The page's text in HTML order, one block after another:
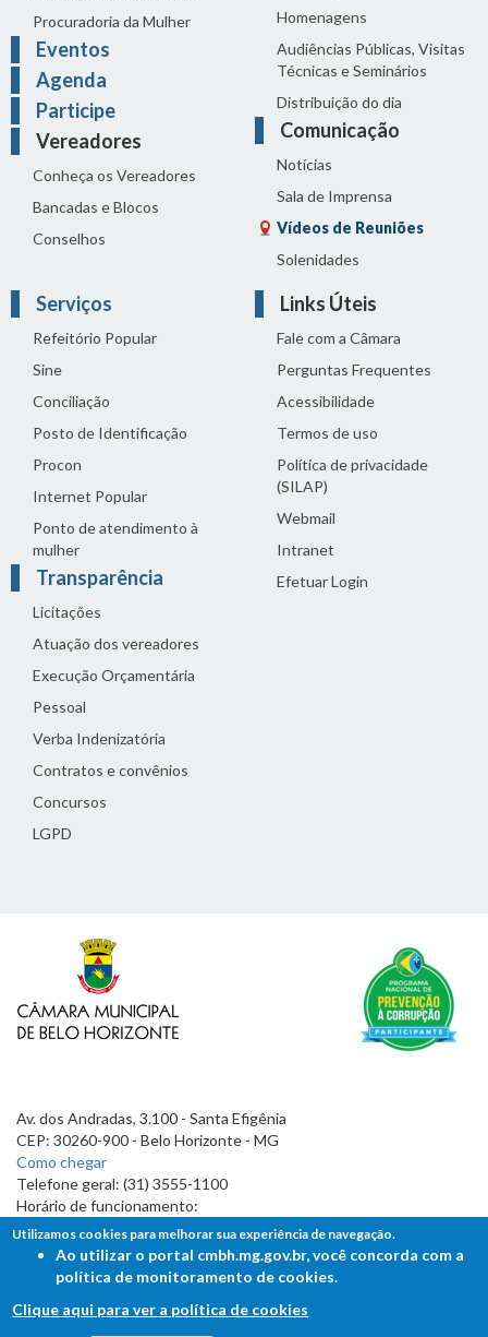
Procuradoria da Mulher
Eventos
Agenda
Participe
Vereadores
Conheça os Vereadores
Bancadas e Blocos
Conselhos
Homenagens
Audiências Públicas, Visitas
Técnicas e Seminários
Distribuição do dia
Comunicação
Notícias
Sala de Imprensa
Vídeos de Reuniões
Solenidades
Serviços
Refeitório Popular
Sine
Conciliação
Posto de Identificação
Procon
Internet Popular
Ponto de atendimento à
mulher
Transparência
Licitações
Atuação dos vereadores
Execução Orçamentária
Pessoal
Verba Indenizatória
Contratos e convênios
Concursos
LGPD
Links Úteis
Fale com a Câmara
Perguntas Frequentes
Acessibilidade
Termos de uso
Política de privacidade
(SILAP)
Webmail
Intranet
Efetuar Login
Av. dos Andradas, 3.100 - Santa Efigênia
CEP: 30260-900 - Belo Horizonte - MG
Como chegar
Telefone geral: (31) 3555-1100
Horário de funcionamento:
7h às 19h
Utilizamos cookies para melhorar sua experiência de navegação.
Ao utilizar o portal cmbh.mg.gov.br, você concorda com a
política de monitoramento de cookies.
Clique aqui para ver a política de cookies